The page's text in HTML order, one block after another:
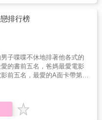
一個與「時間」為敵的男人。
色為主，綿延不絕的河水，
蔓延的思念，它帶著阿里薩
、挫折與渴望，還有回憶與
漫長的等待之中，我們也隨著
情的奇蹟。
不會朝生命的另一條路走去？
受過彼此，他是否永不可能成
靈魂的六個
下一生的印記⋯⋯ ▍好評
果你已經準備好
臟腑，喜歡勇敢、尖銳、狂
溫柔、人性與美麗的散文，
。如果你無法面對這本小說即
強烈懊悔，或記起渴求某個
物所帶來的痛苦、得到或失
瞭然的東西而來的猛烈折磨，
雅圖時報》
Michael Upchurch）年度最
百選、最佳小說首作、最佳
而我，也同樣會用
艾里歐
一分為二， 一半是遇見
在那之後。 奧利佛的來
都成為試探。 隔鄰的房
夜半的足音、走廊上相互追
戀排行榜
子喋喋不休地排著他各式的
愛的書前五名，爸媽最愛電影
前五名，最愛的A面卡帶第一
小巷子裡，三十五歲的洛．
小的二手唱片行。在三年同
友蘿拉棄他而去，搬離他塞滿